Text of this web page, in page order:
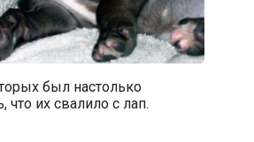
был настолько
их свалило с лап.